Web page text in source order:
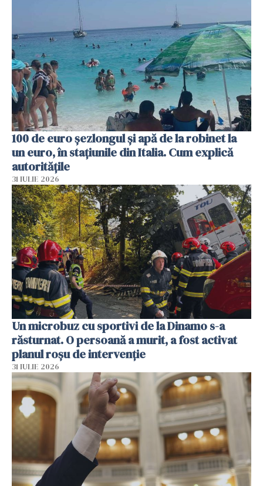
100 de euro șezlongul și apă de la robinet la
un euro, în stațiunile din Italia. Cum explică
autoritățile
31 IULIE 2026
Un microbuz cu sportivi de la Dinamo s-a
răsturnat. O persoană a murit, a fost activat
planul roșu de intervenție
31 IULIE 2026